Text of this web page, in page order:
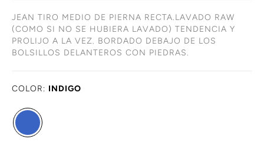
JEAN TIRO MEDIO DE PIERNA RECTA.LAVADO RAW
(COMO SI NO SE HUBIERA LAVADO) TENDENCIA Y
PROLIJO A LA VEZ. BORDADO DEBAJO DE LOS
BOLSILLOS DELANTEROS CON PIEDRAS.
COLOR: INDIGO